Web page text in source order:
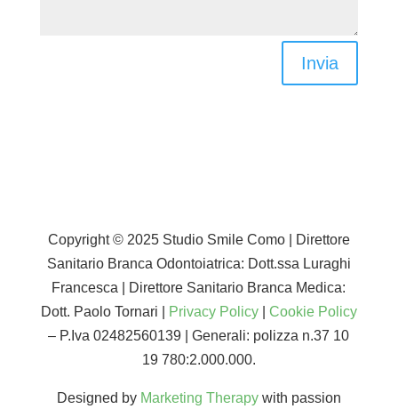
Invia
Copyright © 2025 Studio Smile Como | Direttore
Sanitario Branca Odontoiatrica: Dott.ssa Luraghi
Francesca | Direttore Sanitario Branca Medica:
Dott. Paolo Tornari |
Privacy Policy| Cookie Policy
– P.Iva 02482560139 | Generali: polizza n.37 10
19 780:2.000.000.
Designed by Marketing Therapywith passion